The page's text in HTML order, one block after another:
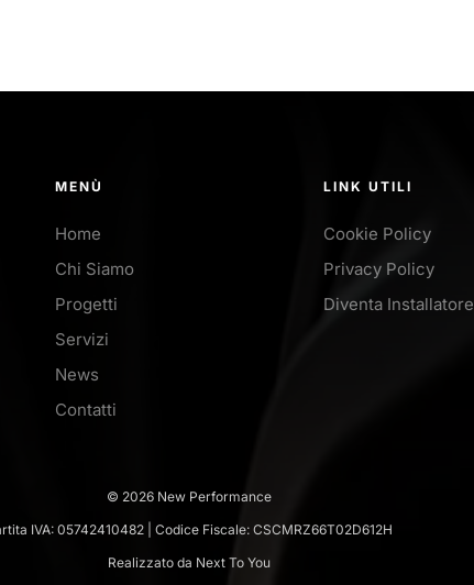
MENÙ
Home
Chi Siamo
Progetti
Servizi
News
Contatti
LINK UTILI
Cookie Policy
Privacy Policy
Diventa Installatore
© 2026 New Performance
IVA: 05742410482 | Codice Fiscale: CSCMRZ66T02D612H
Realizzato da Next To You